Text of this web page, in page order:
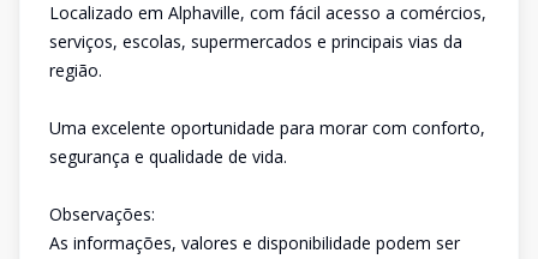
Localizado em Alphaville, com fácil acesso a comércios,
serviços, escolas, supermercados e principais vias da
região.
Uma excelente oportunidade para morar com conforto,
segurança e qualidade de vida.
Observações:
As informações, valores e disponibilidade podem ser